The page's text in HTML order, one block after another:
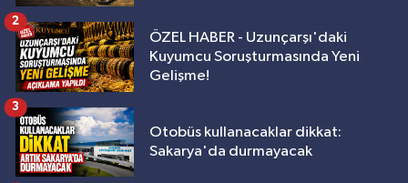
ÖZEL HABER - Uzunçarşı'daki
Kuyumcu Soruşturmasında Yeni
Gelişme!
2
Otobüs kullanacaklar dikkat:
Sakarya'da durmayacak
3